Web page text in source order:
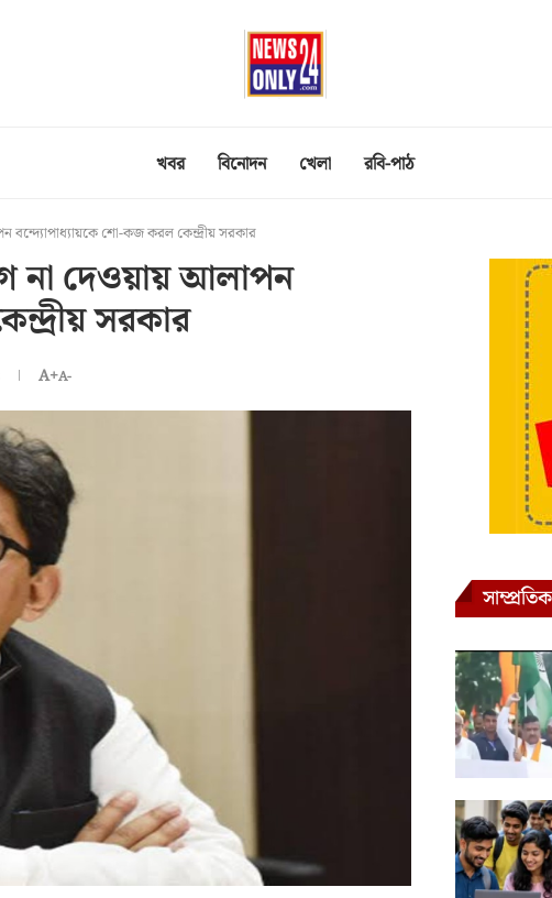
খবর বিনোদন খেলা রবি-পাঠ
বন্দ্যোপাধ্যায়কে শো-কজ করল কেন্দ্রীয় সরকার
না দেওয়ায় আলাপন
সরকার
A+A-